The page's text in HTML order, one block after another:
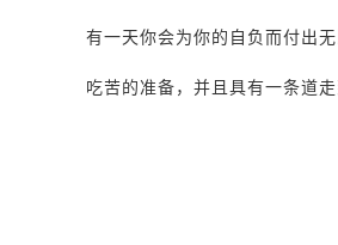
有一天你会为你的自负而付出
吃苦的准备，并且具有一条道走